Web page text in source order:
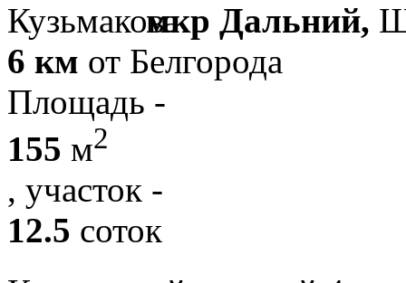
мкр Дальний,
6 км от Белгорода
Площадь -
155 м2
, участок -
12.5 соток